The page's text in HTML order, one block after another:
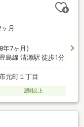
ヶ月
年7ヶ月)
島線 清瀬駅 徒歩1分
元町１丁目
2階以上